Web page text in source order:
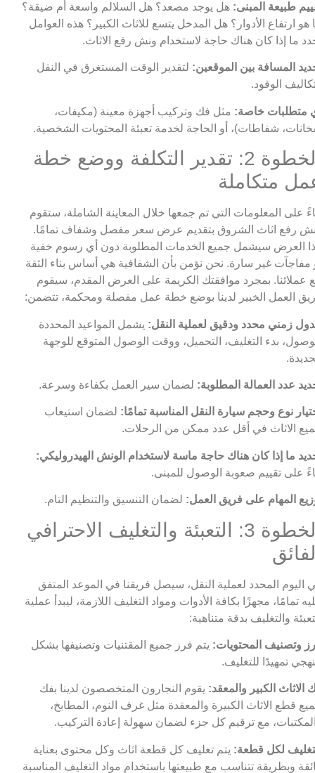
طبيعة المبنى: هل يوجد مصعد؟ هل السلالم واسعة أم ضيقة؟
هو ارتفاع الأدوار؟ هل المدخل يتسع للاثاث الكبير؟ هذه العوامل
ما إذا كان هناك حاجة لاستخدام ونش رفع الاثاث.
المسافة بين الموقعين: لتقدير الوقت المستغرق في النقل
الوقود.
متطلبات خاصة: مثل فك وتركيب أجهزة معينة (مكيفات،
شفاطات)، أو الحاجة لخدمة تعبئة المحتويات الشخصية.
الخطوة 2: تقدير التكلفة ووضع خطة
متكاملة
على المعلومات التي تم جمعها خلال المعاينة الشاملة، ستقوم
رفع اثاث الشروق بتقديم عرض سعر مفصل وشفاف تمامًا.
العرض سيشمل جميع الخدمات المطلوبة دون أي رسوم خفية
مفاجآت غير سارة. نحن نؤمن بأن الشفافية هي أساس بناء الثقة
عملائنا. بمجرد موافقتك الكريمة على العرض المقدم، سيقوم
العمل الخبير لدينا بوضع خطة عمل مفصلة ومحكمة، تتضمن:
زمني محدد ودقيق لعملية النقل: يشمل المواعيد المحددة
بدء التغليف، التحميل، ووقت الوصول المتوقع للوجهة
عدد العمالة المطلوبة: لضمان سير العمل بكفاءة وسرعة.
نوع وحجم سيارة النقل المناسبة تمامًا: لضمان استيعاب
الاثاث في أقل عدد ممكن من الرحلات.
ما إذا كان هناك حاجة ماسة لاستخدام الونش الهيدروليكي:
على تقييم صعوبة الوصول للمبنى.
المهام على فريق العمل: لضمان التنسيق والتنظيم التام.
الخطوة 3: التعبئة والتغليف الاحترافي
اليوم المحدد لعملية النقل، سيصل فريقنا في الموعد المتفق
تمامًا، مجهزًا بكافة الأدوات ومواد التغليف اللازمة، ليبدأ عملية
والتغليف بدقة متناهية:
وتصنيف المحتويات: يتم فرز جميع المقتنيات وتصنيفها بشكل
تمهيدًا للتغليف.
الاثاث الكبير والمعقد: يقوم النجارون المتخصصون لدينا بفك
قطع الاثاث الكبيرة والمعقدة مثل غرف النوم، المطابخ،
مع ترقيم كل جزء لضمان سهولة إعادة التركيب.
لكل قطعة: يتم تغليف كل قطعة اثاث وكل محتوى بعناية
وبطريقة تتناسب مع طبيعتها باستخدام مواد التغليف المناسبة